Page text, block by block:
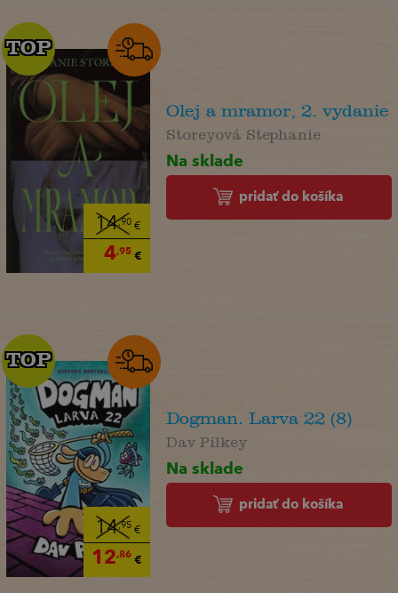
14,90€
4,95€
TOP
TOP
Olej a mramor, 2. vydanie
Storeyová Stephanie
Na sklade
pridať do košíka
14,95€
12,86€
TOP
TOP
Dogman. Larva 22 (8)
Dav Pilkey
Na sklade
pridať do košíka